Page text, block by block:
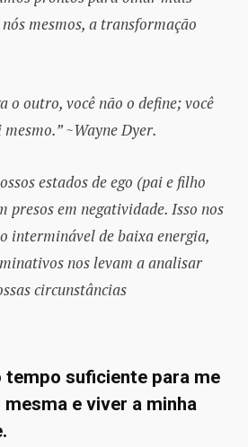
mesmos, a transformação
o outro, você não o define; você
~Wayne Dyer.
estados de ego (pai e filho
presos em negatividade. Isso nos
interminável de baixa energia,
nos levam a analisar
circunstâncias
tempo suficiente para me
mesma e viver a minha